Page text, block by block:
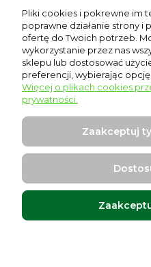
Moje konto
Płatności i dostawa
Informacje
Warszawska 17,
Projekt i
Pliki cookies i pokrewne im
poprawne działanie strony i
ofertę do Twoich potrzeb.
wykorzystanie przez nas
sklepu lub dostosować
preferencji, wybierając opcję
Więcej o plikach cookies
prywatności.
Zaakceptuj